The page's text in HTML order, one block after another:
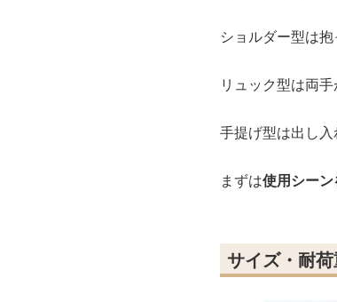
ショルダー型は
リュック型は両
手提げ型は出し入
まずは使用シー
サイズ・耐